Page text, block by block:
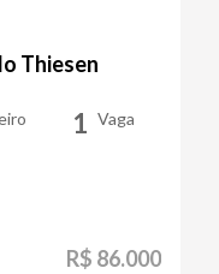
Thiesen
1 Vaga
R$ 86.000